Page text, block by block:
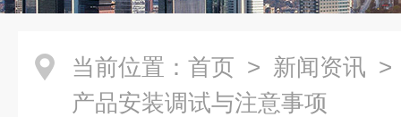
当前位置： 首页 > 新闻资讯 >
产品安装调试与注意事项